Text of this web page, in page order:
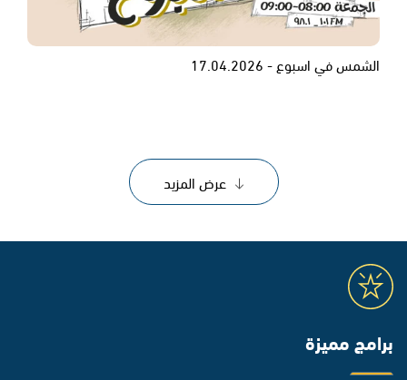
الشمس في اسبوع - 17.04.2026
عرض المزيد
برامج مميزة